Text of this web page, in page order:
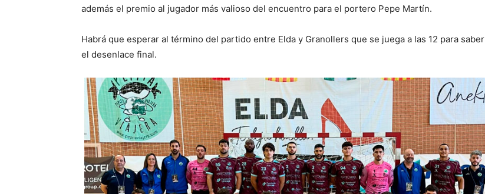
además el premio al jugador más valioso del encuentro para el portero Pepe Martín.
Habrá que esperar al término del partido entre Elda y Granollers que se juega a las 12 para saber
el desenlace final.